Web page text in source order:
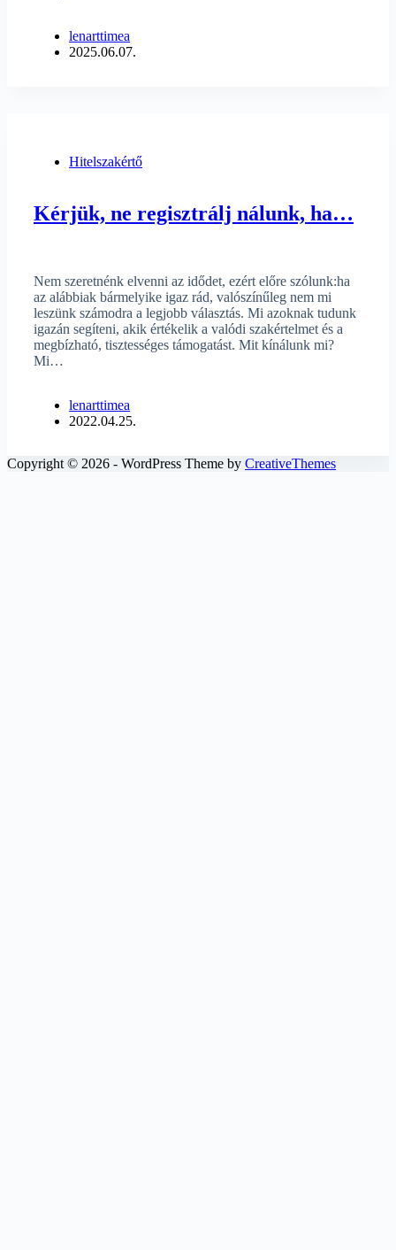
lenarttimea
2025.06.07.
Hitelszakértő
Kérjük, ne regisztrálj nálunk, ha…
Nem szeretnénk elvenni az idődet, ezért előre szólunk:ha
az alábbiak bármelyike igaz rád, valószínűleg nem mi
leszünk számodra a legjobb választás. Mi azoknak tudunk
igazán segíteni, akik értékelik a valódi szakértelmet és a
megbízható, tisztességes támogatást. Mit kínálunk mi?
Mi…
lenarttimea
2022.04.25.
Copyright © 2026 - WordPress Theme by CreativeThemes